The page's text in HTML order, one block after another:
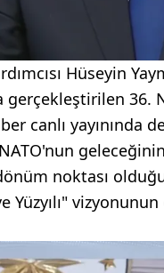
Hüseyin
gerçekleştirilen 36.
canlı yayınında
noktası
Yüzyılı"